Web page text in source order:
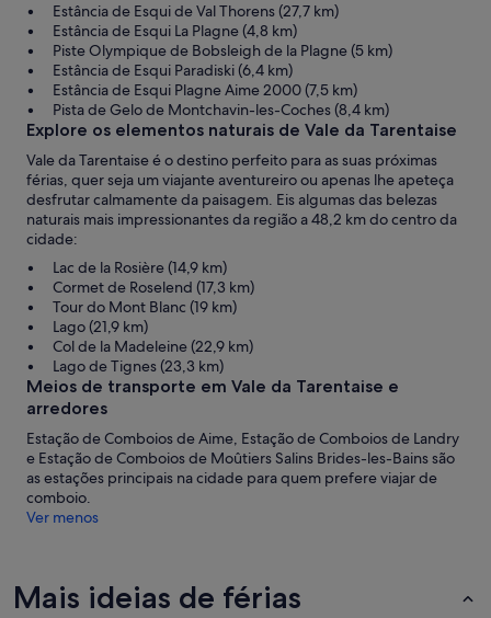
Estância de Esqui de Val Thorens (27,7 km)
Estância de Esqui La Plagne (4,8 km)
Piste Olympique de Bobsleigh de la Plagne (5 km)
Estância de Esqui Paradiski (6,4 km)
Estância de Esqui Plagne Aime 2000 (7,5 km)
Pista de Gelo de Montchavin-les-Coches (8,4 km)
Explore os elementos naturais de Vale da Tarentaise
Vale da Tarentaise é o destino perfeito para as suas próximas
férias, quer seja um viajante aventureiro ou apenas lhe apeteça
desfrutar calmamente da paisagem. Eis algumas das belezas
naturais mais impressionantes da região a 48,2 km do centro da
cidade:
Lac de la Rosière (14,9 km)
Cormet de Roselend (17,3 km)
Tour do Mont Blanc (19 km)
Lago (21,9 km)
Col de la Madeleine (22,9 km)
Lago de Tignes (23,3 km)
Meios de transporte em Vale da Tarentaise e
arredores
Estação de Comboios de Aime, Estação de Comboios de Landry
e Estação de Comboios de Moûtiers Salins Brides-les-Bains são
as estações principais na cidade para quem prefere viajar de
comboio.
Ver menos
Mais ideias de férias